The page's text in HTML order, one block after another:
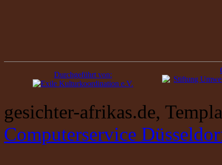
Durchgeführt von:
gesichter-afrikas.de,
Computerservice